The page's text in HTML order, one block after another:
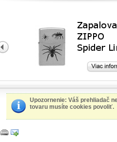
Upozornenie: Váš prehliadač
tovaru musíte cookies povoliť.